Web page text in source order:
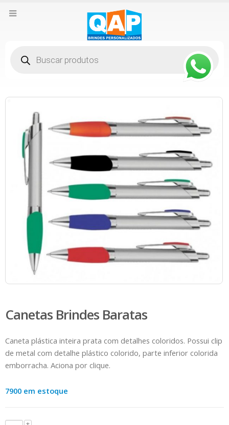
produtos
Canetas Brindes Baratas
Caneta plástica inteira prata com detalhes coloridos. Possui clip
de metal com detalhe plástico colorido, parte inferior colorida
emborracha. Aciona por clique.
7900 em estoque